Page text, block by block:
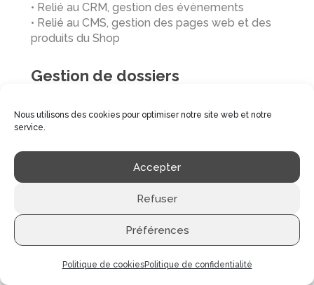
Nous utilisons des cookies pour optimiser notre site web et notre
service.
Accepter
Refuser
Préférences
Politique de cookiesPolitique de confidentialité
• Relié au CRM, gestion des évènements
• Relié au CMS, gestion des pages web et des
produits du Shop
Gestion de dossiers
• Gestion centralisée des clients/fournisseurs
• Gestion centralisée des factures débiteurs
• Gestion des dates attribuées aux plannings
• Gestion centralisée des fiches CRM
Finances
Comptabilité générale, multidevises